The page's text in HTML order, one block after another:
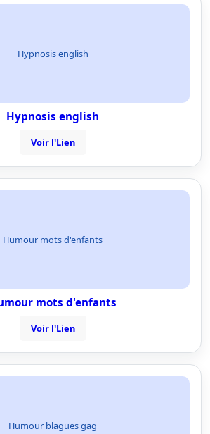
Hypnosis english
Hypnosis english
Voir l'Lien
Humour mots d'enfants
mots d'enfants
Voir l'Lien
Humour blagues gag